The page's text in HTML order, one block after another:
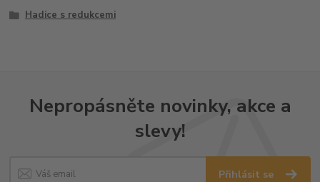
Hadice s redukcemi
Nepropásněte novinky, akce a
slevy!
Přihlásit se